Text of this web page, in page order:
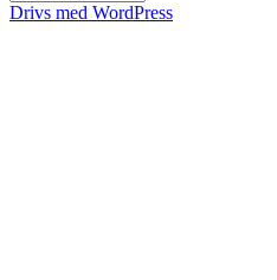
Drivs med WordPress